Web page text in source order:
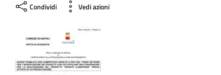
Condividi Vedi azioni